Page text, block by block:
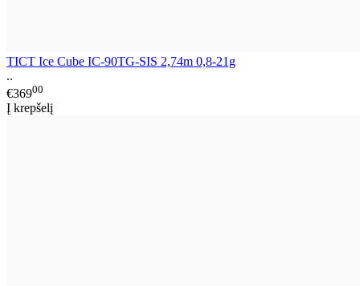
TICT Ice Cube IC-90TG-SIS 2,74m 0,8-21g
..
€36900
Į krepšelį